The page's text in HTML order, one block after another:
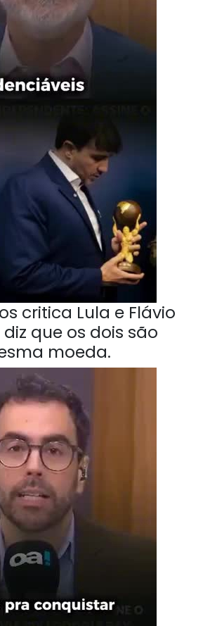
critica Lula e Flávio
que os dois são
moeda.